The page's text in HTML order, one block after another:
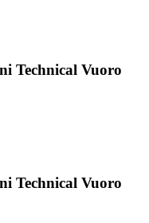
Technical Vuoro
Technical Vuoro